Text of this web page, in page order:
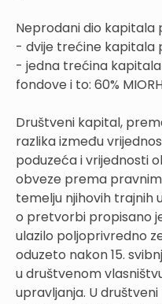
Neprodani dio kapitala
- dvije trećine kapitala
- jedna trećina
fondove i to: 60%
Društveni kapital,
razlika između
poduzeća i vrijednosti
obveze prema
temelju njihovih trajnih
o pretvorbi propisano
ulazilo poljoprivredno
oduzeto nakon 15.
u društvenom
upravljanja. U